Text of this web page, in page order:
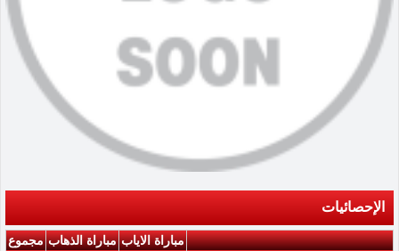
الإحصائيات
مباراة الاياب مباراة الذهاب مجموع